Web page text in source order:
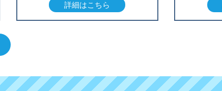
詳細はこちら